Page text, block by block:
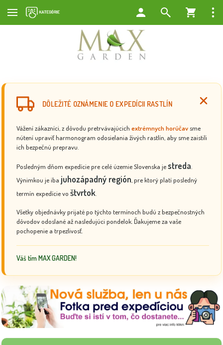
DÔLEŽITÉ OZNÁMENIE O EXPEDÍCII RASTLÍN
Vážení zákazníci, z dôvodu pretrvávajúcich extrémnych horúčav sme
nútení upraviť harmonogram odosielania živých rastlín, aby sme zaistili
ich bezpečnú prepravu.
Posledným dňom expedície pre celé územie Slovenska jestreda
Výnimkou je iba juhozápadný región , pre ktorý platí posledný
termín expedície vo štvrtok
Všetky objednávky prijaté po týchto termínoch budú z bezpečnostných
dôvodov odoslané až nasledujúci pondelok. Ďakujeme za vaše
pochopenie a trpezlivosť.
Váš tím MAX GARDEN!